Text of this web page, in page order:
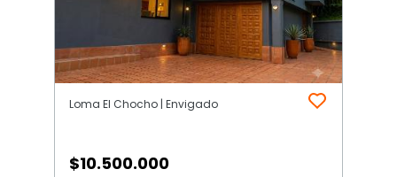
Loma El Chocho | Envigado
$10.500.000